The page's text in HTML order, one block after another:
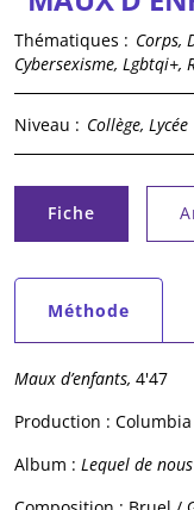
Thématiques : Corps,
Cybersexisme, Lgbtqi+,
Niveau : Collège, Lycée
Onglets
Fiche
(onglet actif)
Onglets
Méthode
(onglet actif)
Maux d’enfants, 4'47
Production :
Album : Lequel de nous